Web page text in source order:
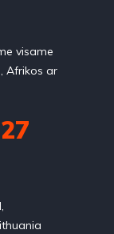
visame
Afrikos ar